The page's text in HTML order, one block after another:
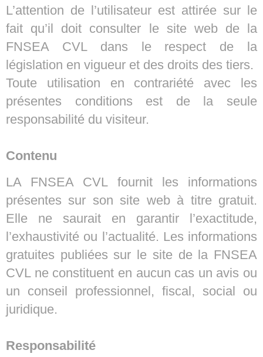
L’attention de l’utilisateur est attirée sur le
fait qu’il doit consulter le site web de la
FNSEA CVL dans le respect de la
législation en vigueur et des droits des tiers.
Toute utilisation en contrariété avec les
présentes conditions est de la seule
responsabilité du visiteur.
Contenu
LA FNSEA CVL fournit les informations
présentes sur son site web à titre gratuit.
Elle ne saurait en garantir l’exactitude,
l’exhaustivité ou l’actualité. Les informations
gratuites publiées sur le site de la FNSEA
CVL ne constituent en aucun cas un avis ou
un conseil professionnel, fiscal, social ou
juridique.
Responsabilité